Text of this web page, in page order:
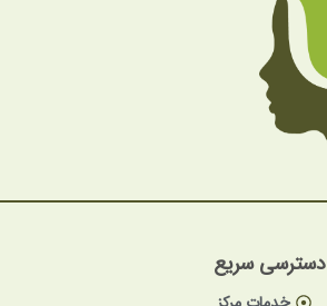
دسترسی سریع